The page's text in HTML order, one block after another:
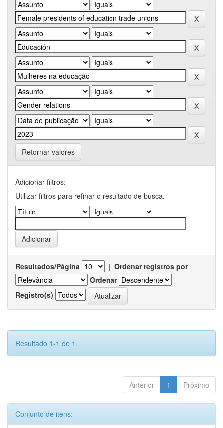
Retornar valores
Adicionar filtros:
Utilizar filtros para refinar o resultado de busca.
Resultados/Página | Ordenar registros por
Ordenar
Registro(s)
Resultado 1-1 de 1.
Anterior 1 Próximo
Conjunto de itens: